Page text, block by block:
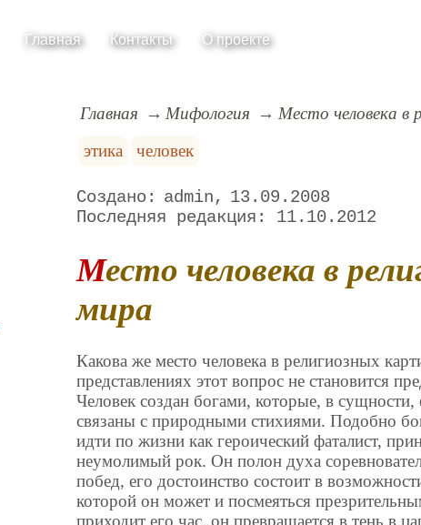
Главная Контакты О проекте
Главная Мифология
Место человека в
этика
человек
admin
13.09.2008
11.10.2012
Место человека в религиозной картине
мира
Какова же место человека в религиозных
представлениях этот вопрос не становится
Человек создан богами, которые, в
связаны с природными стихиями. Подобно
идти по жизни как героический фаталист,
неумолимый рок. Он полон духа
побед, его достоинство состоит в
которой он может и посмеяться
приходит его час, он превращается в тень в